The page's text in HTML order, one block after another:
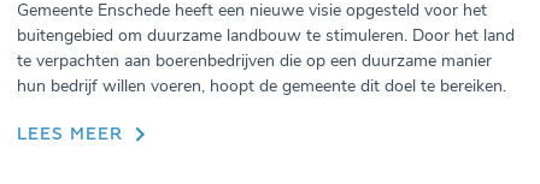
Gemeente Enschede heeft een nieuwe visie opgesteld voor het
buitengebied om duurzame landbouw te stimuleren. Door het land
te verpachten aan boerenbedrijven die op een duurzame manier
hun bedrijf willen voeren, hoopt de gemeente dit doel te bereiken.
LEES MEER